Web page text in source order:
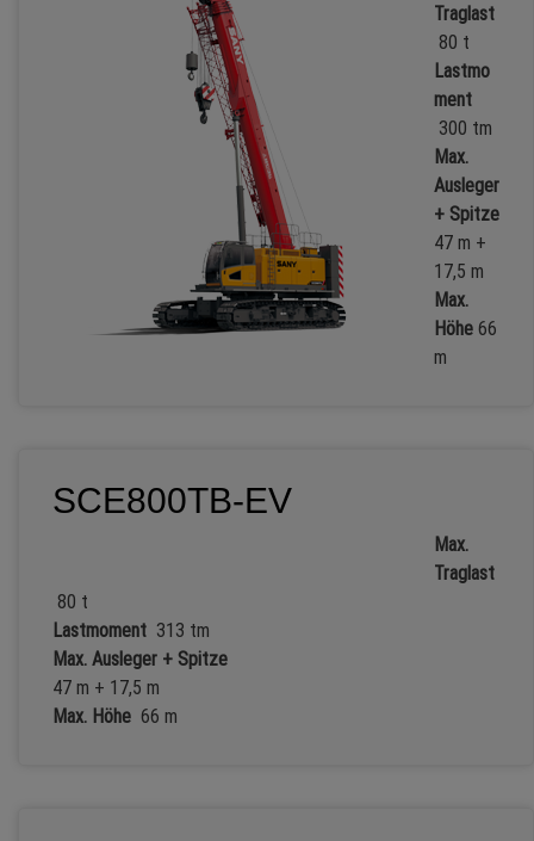
Traglast
80 t
Lastmo
ment
300 tm
Max.
Ausleger
+ Spitze
47 m +
17,5 m
Max.
Höhe 66
m
SCE800TB-EV
Max.
Traglast
80 t
Lastmoment 313 tm
Max. Ausleger + Spitze
47 m + 17,5 m
Max. Höhe 66 m